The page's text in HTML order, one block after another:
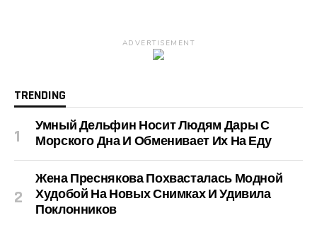
ADVERTISEMENT
TRENDING
Умный Дельфин Носит Людям Дары С
Морского Дна И Обменивает Их На Еду
Жена Преснякова Похвасталась Модной
Худобой На Новых Снимках И Удивила
Поклонников